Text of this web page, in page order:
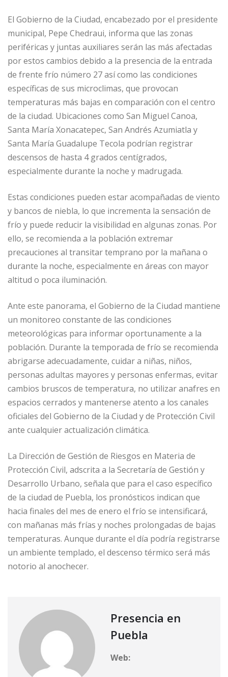
El Gobierno de la Ciudad, encabezado por el presidente
municipal, Pepe Chedraui, informa que las zonas
periféricas y juntas auxiliares serán las más afectadas
por estos cambios debido a la presencia de la entrada
de frente frío número 27 así como las condiciones
específicas de sus microclimas, que provocan
temperaturas más bajas en comparación con el centro
de la ciudad. Ubicaciones como San Miguel Canoa,
Santa María Xonacatepec, San Andrés Azumiatla y
Santa María Guadalupe Tecola podrían registrar
descensos de hasta 4 grados centígrados,
especialmente durante la noche y madrugada.
Estas condiciones pueden estar acompañadas de viento
y bancos de niebla, lo que incrementa la sensación de
frío y puede reducir la visibilidad en algunas zonas. Por
ello, se recomienda a la población extremar
precauciones al transitar temprano por la mañana o
durante la noche, especialmente en áreas con mayor
altitud o poca iluminación.
Ante este panorama, el Gobierno de la Ciudad mantiene
un monitoreo constante de las condiciones
meteorológicas para informar oportunamente a la
población. Durante la temporada de frío se recomienda
abrigarse adecuadamente, cuidar a niñas, niños,
personas adultas mayores y personas enfermas, evitar
cambios bruscos de temperatura, no utilizar anafres en
espacios cerrados y mantenerse atento a los canales
oficiales del Gobierno de la Ciudad y de Protección Civil
ante cualquier actualización climática.
La Dirección de Gestión de Riesgos en Materia de
Protección Civil, adscrita a la Secretaría de Gestión y
Desarrollo Urbano, señala que para el caso específico
de la ciudad de Puebla, los pronósticos indican que
hacia finales del mes de enero el frío se intensificará,
con mañanas más frías y noches prolongadas de bajas
temperaturas. Aunque durante el día podría registrarse
un ambiente templado, el descenso térmico será más
notorio al anochecer.
Presencia en
Puebla
Web: